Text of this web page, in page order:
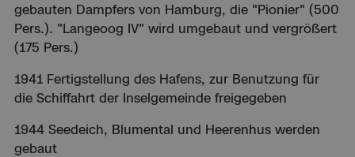
gebauten Dampfers von Hamburg, die "Pionier" (500
Pers.). "Langeoog IV" wird umgebaut und vergrößert
(175 Pers.)
1941 Fertigstellung des Hafens, zur Benutzung für
die Schiffahrt der Inselgemeinde freigegeben
1944 Seedeich, Blumental und Heerenhus werden
gebaut